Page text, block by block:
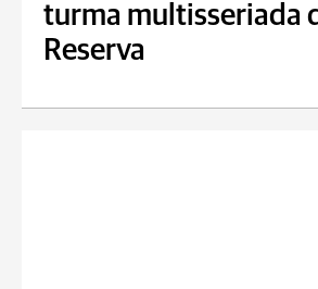
turma multisseriada
Reserva